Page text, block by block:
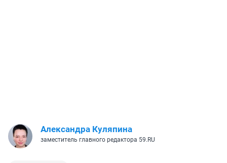
Александра Куляпина
заместитель главного редактора 59.RU